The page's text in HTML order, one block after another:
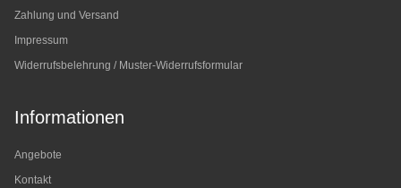
Zahlung und Versand
Impressum
Widerrufsbelehrung / Muster-Widerrufsformular
Informationen
Angebote
Kontakt